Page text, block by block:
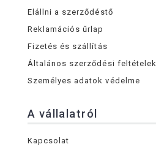
Elállni a szerződéstő
Reklamációs űrlap
Fizetés és szállítás
Általános szerződési feltételek
Személyes adatok védelme
A vállalatról
Kapcsolat